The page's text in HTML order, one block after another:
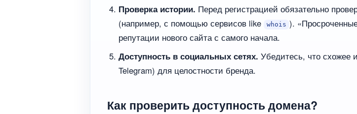
Проверка истории. Перед регистрацией обязательно
(например, с помощью сервисов like
whois ).
репутации нового сайта с самого начала.
Доступность в социальных сетях. Убедитесь, что схожее
Telegram) для целостности бренда.
Как проверить доступность домена?